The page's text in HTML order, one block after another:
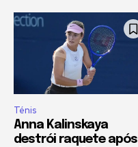
Ténis
Anna Kalinskaya
destrói raquete após